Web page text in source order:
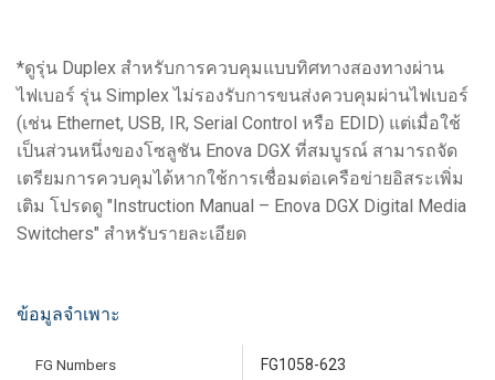
*ดูรุ่น Duplex สำหรับการควบคุมแบบทิศทางสองทางผ่าน
ไฟเบอร์ รุ่น Simplex ไม่รองรับการขนส่งควบคุมผ่านไฟเบอร์
(เช่น Ethernet, USB, IR, Serial Control หรือ EDID) แต่เมื่อใช้
เป็นส่วนหนึ่งของโซลูชัน Enova DGX ที่สมบูรณ์ สามารถจัด
เตรียมการควบคุมได้หากใช้การเชื่อมต่อเครือข่ายอิสระเพิ่ม
เติม โปรดดู "Instruction Manual – Enova DGX Digital Media
Switchers" สำหรับรายละเอียด
ข้อมูลจำเพาะ
FG Numbers FG1058-623